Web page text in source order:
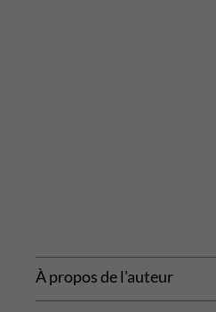
À propos de l'auteur